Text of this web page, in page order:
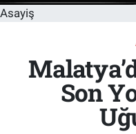
Asayiş
Son